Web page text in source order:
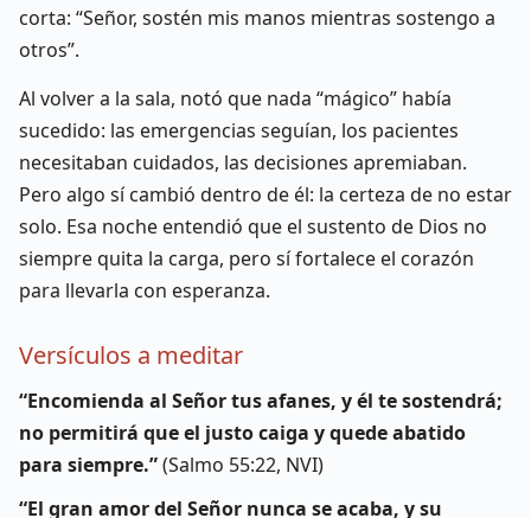
corta: “Señor, sostén mis manos mientras sostengo a
otros”.
Al volver a la sala, notó que nada “mágico” había
sucedido: las emergencias seguían, los pacientes
necesitaban cuidados, las decisiones apremiaban.
Pero algo sí cambió dentro de él: la certeza de no estar
solo. Esa noche entendió que el sustento de Dios no
siempre quita la carga, pero sí fortalece el corazón
para llevarla con esperanza.
Versículos a meditar
“Encomienda al Señor tus afanes, y él te sostendrá;
no permitirá que el justo caiga y quede abatido
para siempre.”(Salmo 55:22, NVI)
“El gran amor del Señor nunca se acaba, y su